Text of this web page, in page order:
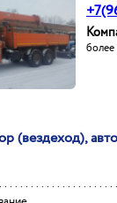
более
(вездеход),